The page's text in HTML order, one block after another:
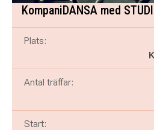
KompaniDANSA med
Plats:
Antal träffar:
Start: